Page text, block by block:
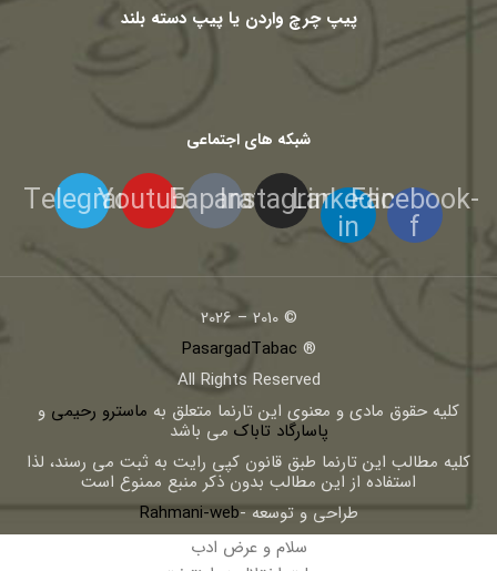
پیپ چرچ واردن یا پیپ دسته بلند
شبکه های اجتماعی
Facebook-
f
Linkedin-
in
Instagram
Eaparat
Youtube
Telegram
© 2010 – 2026
®
PasargadTabac
All Rights Reserved
كليه حقوق مادی و معنوی اين تارنما متعلق به ماسترو رحیمی و
پاسارگاد تاباک می باشد
کلیه مطالب این تارنما طبق قانون کپی رایت به ثبت می رسند، لذا
استفاده از این مطالب بدون ذکر منبع ممنوع است
طراحی و توسعه -Rahmani-web
سلام و عرض ادب